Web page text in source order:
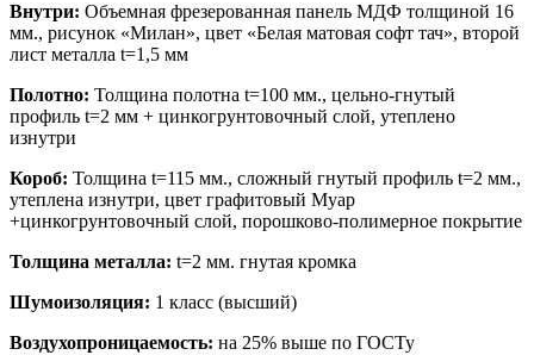
Внутри: Объемная фрезерованная панель МДФ толщиной 16
мм., рисунок «Милан», цвет «Белая матовая софт тач», второй
лист металла t=1,5 мм
Полотно: Толщина полотна t=100 мм., цельно-гнутый
профиль t=2 мм + цинкогрунтовочный слой, утеплено
изнутри
Короб: Толщина t=115 мм., сложный гнутый профиль t=2 мм.,
утеплена изнутри, цвет графитовый Муар
+цинкогрунтовочный слой, порошково-полимерное покрытие
Толщина металла: t=2 мм. гнутая кромка
Шумоизоляция: 1 класс (высший)
Воздухопроницаемость: на 25% выше по ГОСТу